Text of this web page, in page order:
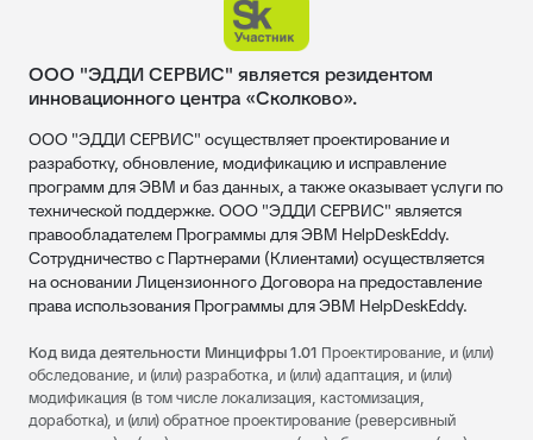
ООО "ЭДДИ СЕРВИС" является резидентом
инновационного центра «Сколково».
ООО "ЭДДИ СЕРВИС" осуществляет проектирование и
разработку, обновление, модификацию и исправление
программ для ЭВМ и баз данных, а также оказывает услуги по
технической поддержке. ООО "ЭДДИ СЕРВИС" является
правообладателем Программы для ЭВМ HelpDeskEddy.
Сотрудничество с Партнерами (Клиентами) осуществляется
на основании Лицензионного Договора на предоставление
права использования Программы для ЭВМ HelpDeskEddy.
Код вида деятельности Минцифры 1.01 Проектирование, и (или)
обследование, и (или) разработка, и (или) адаптация, и (или)
модификация (в том числе локализация, кастомизация,
доработка), и (или) обратное проектирование (реверсивный